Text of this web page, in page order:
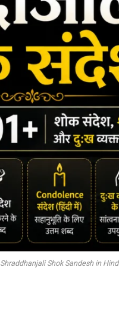
Shraddhanjali Shok Sandesh in Hindi